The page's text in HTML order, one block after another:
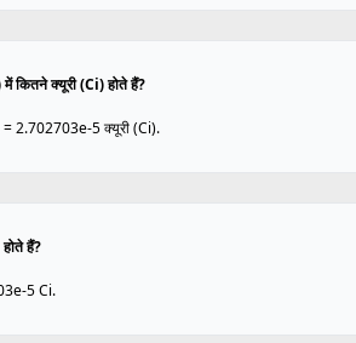
कितने क्यूरी (Ci) होते हैं?
2.702703e-5 क्यूरी (Ci).
हैं?
5 Ci.